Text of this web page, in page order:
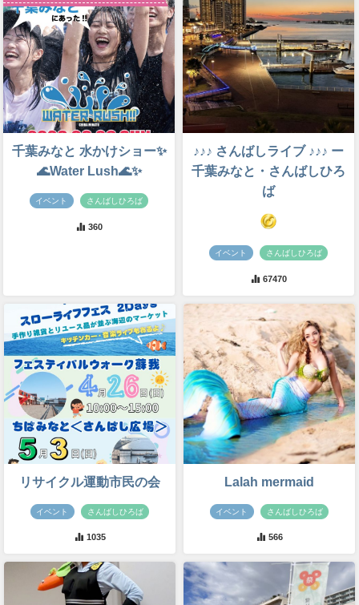
千葉みなと 水かけショー✨
🌊Water Lush🌊✨
イベント さんばしひろば
360
♪♪♪ さんばしライブ ♪♪♪ ー
千葉みなと・さんばしひろ
ば
イベント さんばしひろば
67470
リサイクル運動市民の会
イベント さんばしひろば
1035
Lalah mermaid
イベント さんばしひろば
566